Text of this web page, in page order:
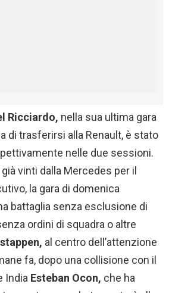
Ricciardo, nella sua ultima gara
di trasferirsi alla Renault, è stato
nelle due sessioni.
vinti dalla Mercedes per il
la gara di domenica
battaglia senza esclusione di
ordini di squadra o altre
al centro dell’attenzione
fa, dopo una collisione con il
India Esteban Ocon, che ha